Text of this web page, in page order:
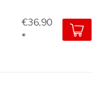
€36,90
*